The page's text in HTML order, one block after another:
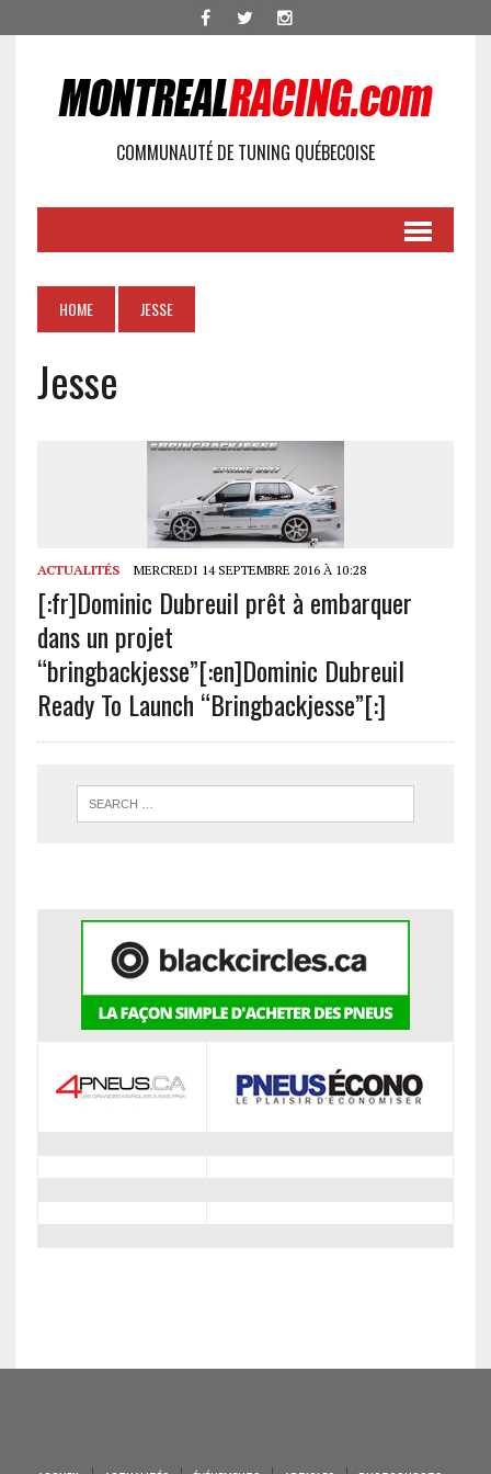
COMMUNAUTÉ DE TUNING QUÉBECOISE
HOME JESSE
Jesse
ACTUALITÉS MERCREDI 14 SEPTEMBRE 2016 À 10:28
[:fr]Dominic Dubreuil prêt à embarquer
dans un projet
“bringbackjesse”[:en]Dominic Dubreuil
Ready To Launch “Bringbackjesse”[:]